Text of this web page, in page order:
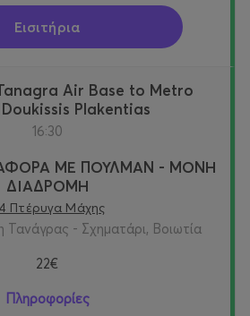
Εισιτήρια
Plakentias
16:30
ΜΕ ΠΟΥΛΜΑΝ - ΜΟΝΗ
ΔΙΑΔΡΟΜΗ
Πτέρυγα Μάχης
- Σχηματάρι, Βοιωτία
22€
Πληροφορίες